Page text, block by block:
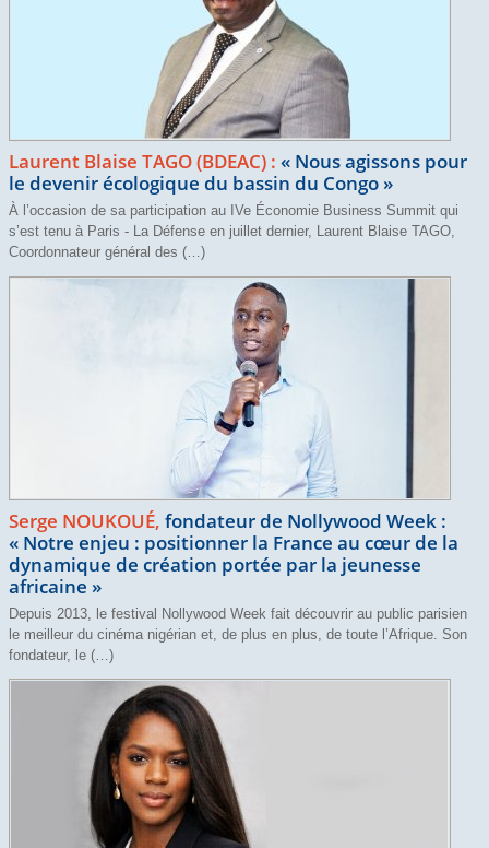
Laurent Blaise TAGO (BDEAC) : « Nous agissons pour
le devenir écologique du bassin du Congo »
À l’occasion de sa participation au IVe Économie Business Summit qui
s’est tenu à Paris - La Défense en juillet dernier, Laurent Blaise TAGO,
Coordonnateur général des (…)
Serge NOUKOUÉ, fondateur de Nollywood Week :
« Notre enjeu : positionner la France au cœur de la
dynamique de création portée par la jeunesse
africaine »
Depuis 2013, le festival Nollywood Week fait découvrir au public parisien
le meilleur du cinéma nigérian et, de plus en plus, de toute l’Afrique. Son
fondateur, le (…)